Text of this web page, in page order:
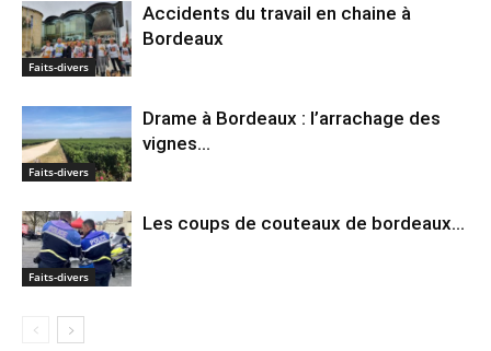
Faits-divers
Accidents du travail en chaine à
Bordeaux
Faits-divers
Drame à Bordeaux : l’arrachage des
vignes…
Faits-divers
Les coups de couteaux de bordeaux…